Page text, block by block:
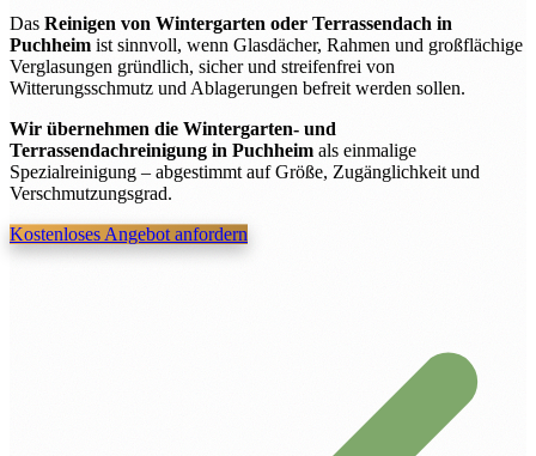
Das Reinigen von Wintergarten oder Terrassendach in
Puchheim ist sinnvoll, wenn Glasdächer, Rahmen und großflächige
Verglasungen gründlich, sicher und streifenfrei von
Witterungsschmutz und Ablagerungen befreit werden sollen.
Wir übernehmen die Wintergarten- und
Terrassendachreinigung in Puchheim als einmalige
Spezialreinigung – abgestimmt auf Größe, Zugänglichkeit und
Verschmutzungsgrad.
Kostenloses Angebot anfordern